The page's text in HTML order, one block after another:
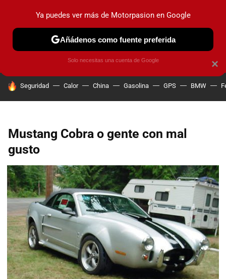
PRUEBAS COCHES ELÉCTRICOS OBSERVATORIO
HOY SE HABLA DE
Seguridad Calor China Gasolina GPS BMW
Mustang Cobra o gente con mal
gusto
×
Ya puedes ver más de Motorpasion en Google
Añádenos como fuente preferida
Solo necesitas una cuenta de Google